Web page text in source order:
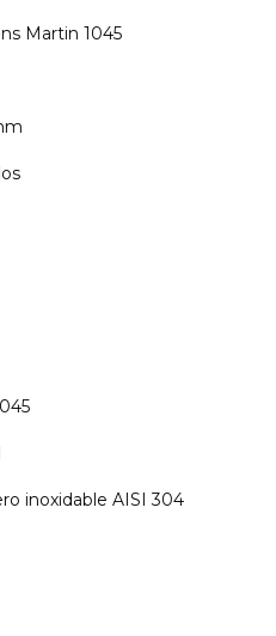
Martin 1045
inoxidable AISI 304